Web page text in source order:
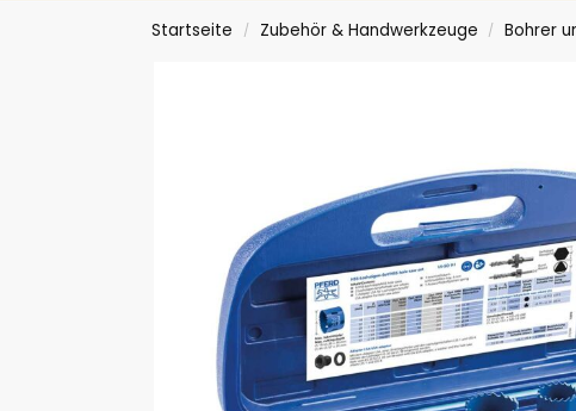
Startseite / Zubehör & Handwerkzeuge / Bohrer